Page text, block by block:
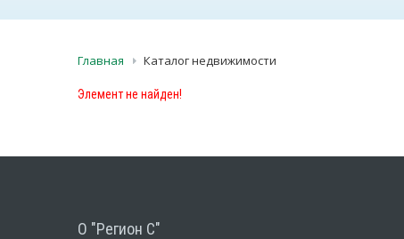
Главная Каталог недвижимости
Элемент не найден!
О "Регион С"